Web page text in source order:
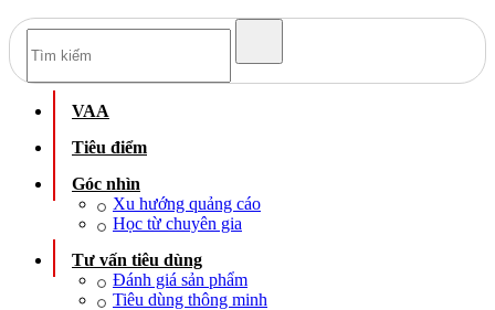
VAA
Tiêu điểm
Góc nhìn
Xu hướng quảng cáo
Học từ chuyên gia
Tư vấn tiêu dùng
Đánh giá sản phẩm
Tiêu dùng thông minh